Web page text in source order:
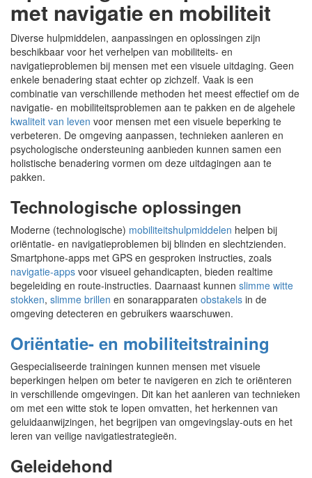
met navigatie en mobiliteit
Diverse hulpmiddelen, aanpassingen en oplossingen zijn
beschikbaar voor het verhelpen van mobiliteits- en
navigatieproblemen bij mensen met een visuele uitdaging. Geen
enkele benadering staat echter op zichzelf. Vaak is een
combinatie van verschillende methoden het meest effectief om de
navigatie- en mobiliteitsproblemen aan te pakken en de algehele
kwaliteit van leven voor mensen met een visuele beperking te
verbeteren. De omgeving aanpassen, technieken aanleren en
psychologische ondersteuning aanbieden kunnen samen een
holistische benadering vormen om deze uitdagingen aan te
pakken.
Technologische oplossingen
Moderne (technologische) mobiliteitshulpmiddelen helpen bij
oriëntatie- en navigatieproblemen bij blinden en slechtzienden.
Smartphone-apps met GPS en gesproken instructies, zoals
navigatie-apps voor visueel gehandicapten, bieden realtime
begeleiding en route-instructies. Daarnaast kunnen slimme witte
stokken, slimme brillen en sonarapparaten obstakels in de
omgeving detecteren en gebruikers waarschuwen.
Oriëntatie- en mobiliteitstraining
Gespecialiseerde trainingen kunnen mensen met visuele
beperkingen helpen om beter te navigeren en zich te oriënteren
in verschillende omgevingen. Dit kan het aanleren van technieken
om met een witte stok te lopen omvatten, het herkennen van
geluidaanwijzingen, het begrijpen van omgevingslay-outs en het
leren van veilige navigatiestrategieën.
Geleidehond